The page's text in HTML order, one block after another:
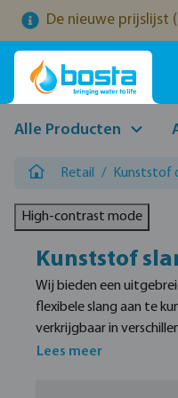
de hoofdinhoud
Ga naar de zoekopdracht
Ga naar de
De nieuwe prijslijst
Alle Producten
Retail / Kunststof
High-contrast mode
Kunststof
Wij bieden een
flexibele slang aan te
verkrijgbaar in
Lees meer